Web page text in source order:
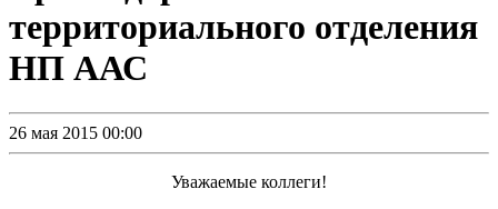
территориального отделения
НП ААС
26 мая 2015 00:00
Уважаемые коллеги!